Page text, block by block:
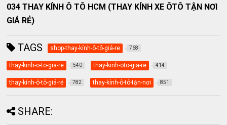
034 THAY KÍNH Ô TÔ HCM (THAY KÍNH XE ÔTÔ TẬN NƠI
GIÁ RẺ)
TAGS shop-thay-kính-ô-tô-giá-re 768
thay-kinh-o-to-gia-re 540 thay-kinh-oto-gia-re 414
thay-kính-ô-tô-giá-rẻ 782 thay-kính-ô-tô-tận-nơi 851
SHARE: